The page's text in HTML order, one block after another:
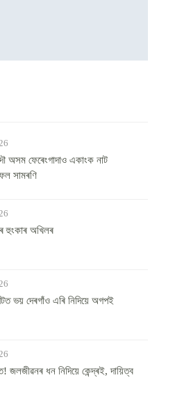
অসম ফেৰেংগাদাও একাংক নাট
সামৰণি
হুংকাৰ অখিলৰ
ভয় দেৰগাঁও এৰি নিদিয়ে অগপই
জলজীৱনৰ ধন নিদিয়ে কেন্দ্ৰই, দায়িত্ব